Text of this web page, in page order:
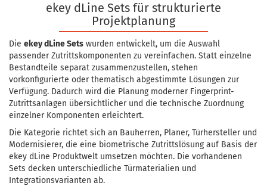
ekey dLine Sets für strukturierte
Projektplanung
Die ekey dLine Sets wurden entwickelt, um die Auswahl
passender Zutrittskomponenten zu vereinfachen. Statt einzelne
Bestandteile separat zusammenzustellen, stehen
vorkonfigurierte oder thematisch abgestimmte Lösungen zur
Verfügung. Dadurch wird die Planung moderner Fingerprint-
Zutrittsanlagen übersichtlicher und die technische Zuordnung
einzelner Komponenten erleichtert.
Die Kategorie richtet sich an Bauherren, Planer, Türhersteller und
Modernisierer, die eine biometrische Zutrittslösung auf Basis der
ekey dLine Produktwelt umsetzen möchten. Die vorhandenen
Sets decken unterschiedliche Türmaterialien und
Integrationsvarianten ab.